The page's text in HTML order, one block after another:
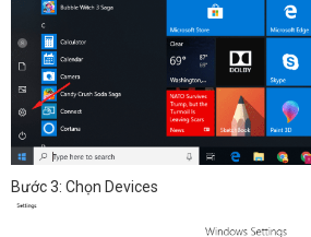
Bước 3: Chọn Devices